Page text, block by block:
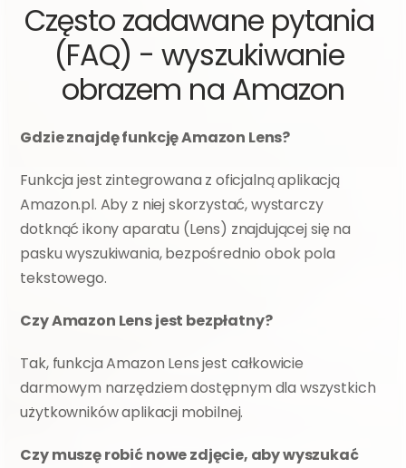
Często zadawane pytania
(FAQ) - wyszukiwanie
obrazem na Amazon
Gdzie znajdę funkcję Amazon Lens?
Funkcja jest zintegrowana z oficjalną aplikacją
Amazon.pl. Aby z niej skorzystać, wystarczy
dotknąć ikony aparatu (Lens) znajdującej się na
pasku wyszukiwania, bezpośrednio obok pola
tekstowego.
Czy Amazon Lens jest bezpłatny?
Tak, funkcja Amazon Lens jest całkowicie
darmowym narzędziem dostępnym dla wszystkich
użytkowników aplikacji mobilnej.
Czy muszę robić nowe zdjęcie, aby wyszukać